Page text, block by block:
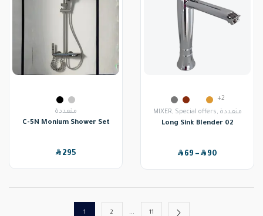
متعددة
C-5N Monium Shower Set
SAR295
+2
MIXER, Special offers, متعددة
Long Sink Blender 02
SAR69 – SAR90
1 2 … 11